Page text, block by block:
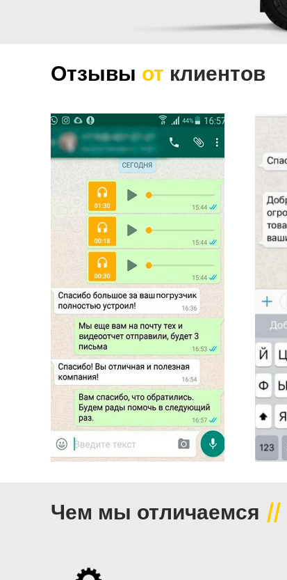
Отзывы от клиентов
Чем мы отличаемся